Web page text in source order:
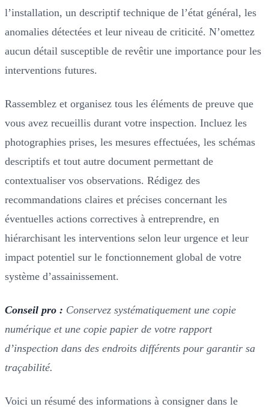
l’installation, un descriptif technique de l’état général, les
anomalies détectées et leur niveau de criticité. N’omettez
aucun détail susceptible de revêtir une importance pour les
interventions futures.
Rassemblez et organisez tous les éléments de preuve que
vous avez recueillis durant votre inspection. Incluez les
photographies prises, les mesures effectuées, les schémas
descriptifs et tout autre document permettant de
contextualiser vos observations. Rédigez des
recommandations claires et précises concernant les
éventuelles actions correctives à entreprendre, en
hiérarchisant les interventions selon leur urgence et leur
impact potentiel sur le fonctionnement global de votre
système d’assainissement.
Conseil pro : Conservez systématiquement une copie
numérique et une copie papier de votre rapport
d’inspection dans des endroits différents pour garantir sa
traçabilité.
Voici un résumé des informations à consigner dans le